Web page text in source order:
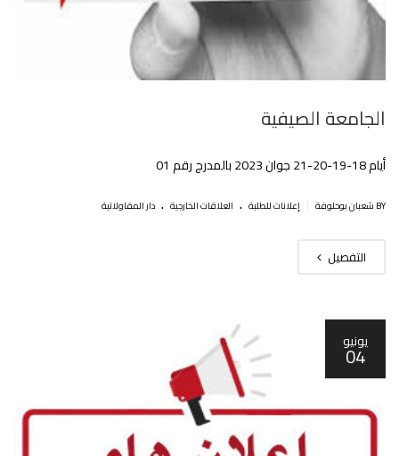
الجامعة الصيفية
أيام 18-19-20-21 جوان 2023 بالمدرج رقم 01
BY شعبان بوحلوفة إعلانات للطلبة . العلاقات الخارجية . دار المقاولاتية
التفصيل
يونيو
04